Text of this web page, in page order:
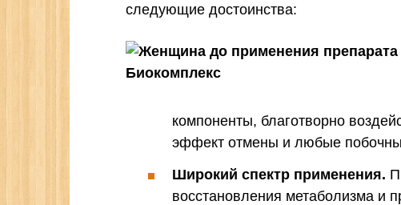
следующие достоинства:
компоненты, благотворно
эффект отмены и любые
Широкий спектр применения.
восстановления метаболизма и